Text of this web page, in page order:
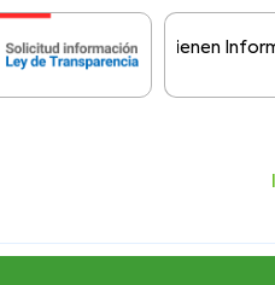
páginas contienen